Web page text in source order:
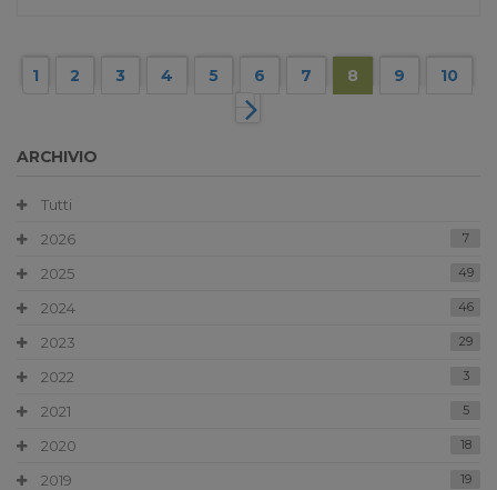
1 2 3 4 5 6 7 8 9 10
ARCHIVIO
Tutti
2026
7
2025 49
2024 46
2023 29
2022 3
2021 5
2020 18
2019 19